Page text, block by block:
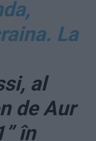
La
al
de Aur
în